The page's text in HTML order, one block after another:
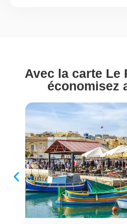
Avec la carte Le
économisez